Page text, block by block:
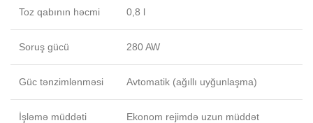
Toz qabının həcmi 0,8 l
Soruş gücü 280 AW
Güc tənzimlənməsi Avtomatik (ağıllı uyğunlaşma)
İşləmə müddəti Ekonom rejimdə uzun müddət